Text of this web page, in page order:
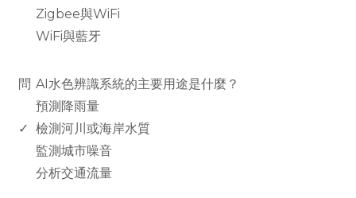
Zigbee與WiFi
WiFi與藍牙
問 AI水色辨識系統的主要用途是什麼？
預測降雨量
✓ 檢測河川或海岸水質
監測城市噪音
分析交通流量